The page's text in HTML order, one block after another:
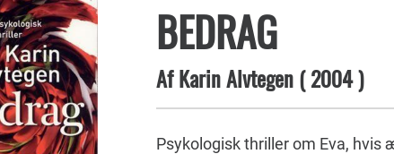
BEDRAG
AfKarin Alvtegen(2004)
Psykologisk thriller om Eva, hvis